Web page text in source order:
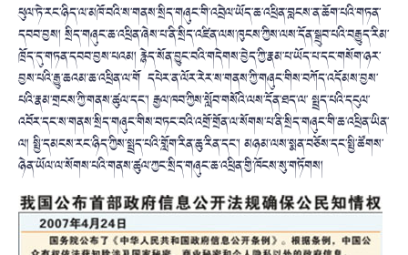
ཕུལ་ཏེ་རང་ཉིད་ལ་མཁོ་བའི་ས་གནས་སྲིད་གཞུང་གི་འབྲེལ་ཡོད་ཆ་འཕྲིན་བླངས་ན་ཆོག་པའི་གཏན་
དབབ་བྱས། སྲིད་གཞུང་ཆ་འཕྲིན་ཞེས་པ་ནི་སྲིད་འཛིན་ལས་ཁུངས་ཀྱིས་ལས་དོན་སྒྲུབ་པའི་བརྒྱུད་རིམ་
ཁྲོད་དུ་གཏན་དབབ་བྱས་པའམ། རྙེད་སོན་བྱུང་བའི་གདེགས་བྱེད་ཀྱི་རྣམ་པ་ཡོད་པ་དང་གསོག་ཉར་
བྱས་པའི་རྒྱུ་ཆའམ་ཆ་འཕྲིན་ལ་གོ དཔེར་ན་ལོར་རེར་ས་གནས་ཀྱི་གཞུང་གིས་བཀོད་འདོམས་བྱས་
པའི་རྣམ་གྲངས་ཀྱི་གནས་ཚུལ་དང་། རྒྱལ་ཁབ་ཀྱིས་སློབ་གསོའི་ལས་དོན་ཐད་ལ་ སྤྲད་པའི་དངུལ་
འབོར་དང་ས་གནས་སྲིད་གཞུང་གིས་བཏང་བའི་འགྲོ་གྲོན་ལ་སོགས་པ་ནི་སྲིད་གཞུང་གི་ཆ་འཕྲིན་ཡིན་
ལ། སྤྱི་དམངས་རང་ཉིད་ཀྱིས་སྤྲད་པའི་གློག་རིན་ཆུ་རིན་དང་། མཉམ་ལས་སྨན་བཅོས་དང་སྤྱི་ཚོགས་
ཉེན་ཡོལ་ལ་སོགས་པའི་གནས་ཚུལ་ཀྱང་སྲིད་གཞུང་ཆ་འཕྲིན་གྱི་ཁོངས་སུ་གཏོགས།